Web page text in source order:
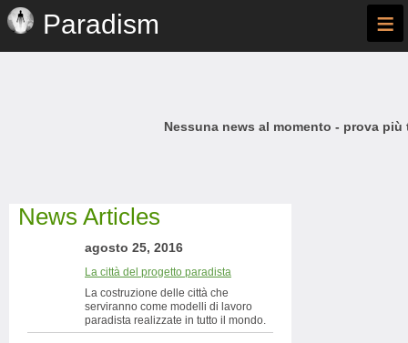
Paradism ≡
Nessuna news al momento - prova più
News Articles
agosto 25, 2016
La città del progetto paradista
La costruzione delle città che
serviranno come modelli di lavoro
paradista realizzate in tutto il mondo.